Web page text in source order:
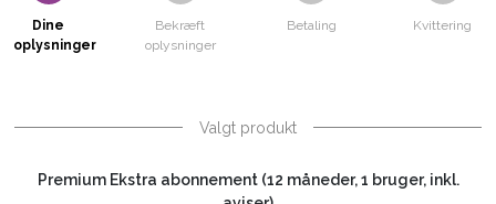
Dine
oplysninger
Bekræft
oplysninger
Betaling Kvittering
Valgt produkt
Premium Ekstra abonnement (12 måneder, 1 bruger, inkl.